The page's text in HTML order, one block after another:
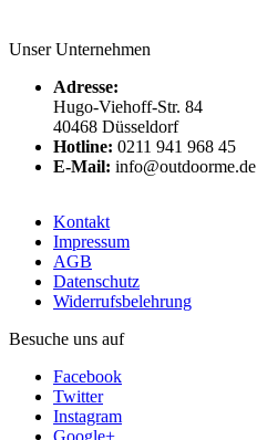
Unser Unternehmen
Adresse:
Hugo-Viehoff-Str. 84
40468 Düsseldorf
Hotline: 0211 941 968 45
E-Mail: info@outdoorme.de
Kontakt
Impressum
AGB
Datenschutz
Widerrufsbelehrung
Besuche uns auf
Facebook
Twitter
Instagram
Google+